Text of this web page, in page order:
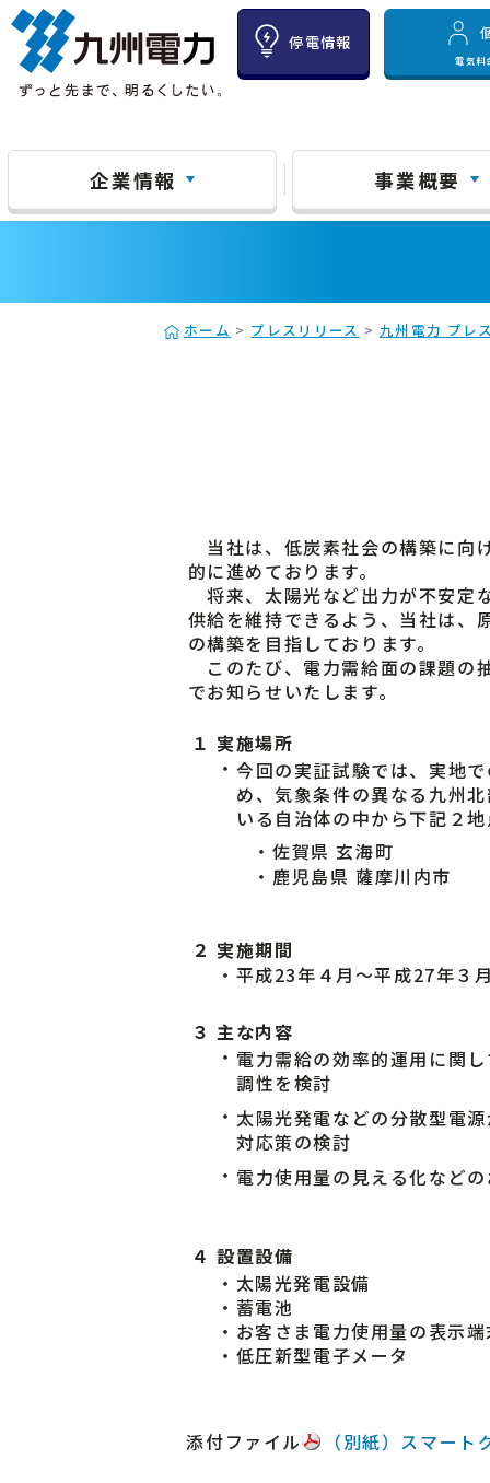
停電情報
電気料
企業情報 事業概要
ホーム > プレスリリース > 九州電力 プレ
当社は、低炭素社会の構築に向
的に進めております。
将来、太陽光など出力が不安定
供給を維持できるよう、当社は、
の構築を目指しております。
このたび、電力需給面の課題の
でお知らせいたします。
１ 実施場所
・ 今回の実証試験では、実地
め、気象条件の異なる九州
いる自治体の中から下記２
・ 佐賀県 玄海町
・ 鹿児島県 薩摩川内市
２ 実施期間
・平成23年４月～平成27年３
３ 主な内容
・ 電力需給の効率的運用に関
調性を検討
・ 太陽光発電などの分散型電
対応策の検討
・ 電力使用量の見える化など
４ 設置設備
・太陽光発電設備
・蓄電池
・お客さま電力使用量の表示
・低圧新型電子メータ
添付ファイル （別紙）スマー